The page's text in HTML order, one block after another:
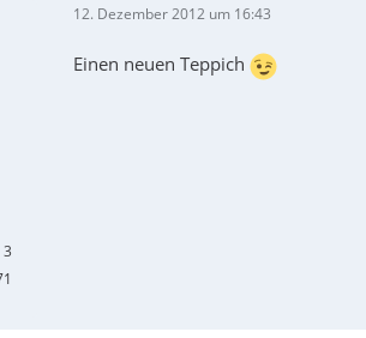
3
12. Dezember 2012 um 16:43
Einen neuen Teppich